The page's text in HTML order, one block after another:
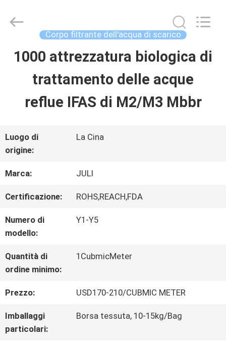
CASA.
PRODOTTI
SU
DI
NOI
VISITA
ALLA
FABBRICA
CONTROLLO
DELLA
LuoX
Plastic
Rights
Reserved.
Corpo filtrante dell'acqua di scarico
1000 attrezzatura biologica di
trattamento delle acque
reflue IFAS di M2/M3 Mbbr
Luogo di
origine:
La Cina
Marca: JULI
Certificazione: ROHS,REACH,FDA
Numero di
modello:
Y1-Y5
Quantità di
ordine minimo:
1CubmicMeter
Prezzo: USD170-210/CUBMIC METER
Imballaggi
particolari:
Borsa tessuta, 10-15kg/Bag